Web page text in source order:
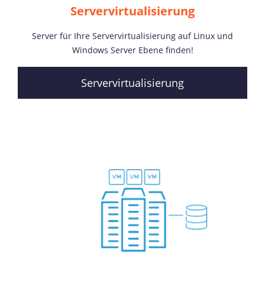
Servervirtualisierung
Server für Ihre Servervirtualisierung auf Linux und
Windows Server Ebene finden!
Servervirtualisierung